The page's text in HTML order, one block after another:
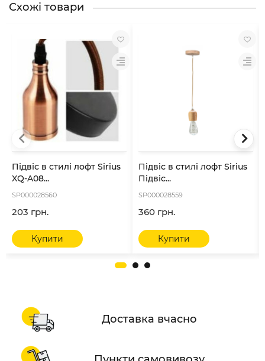
Схожі товари
Підвіс в стилі лофт Sirius
XQ-A08...
SP000028560
203 грн.
Купити
Підвіс в стилі лофт Sirius
Підвіс...
SP000028559
360 грн.
Купити
Доставка вчасно